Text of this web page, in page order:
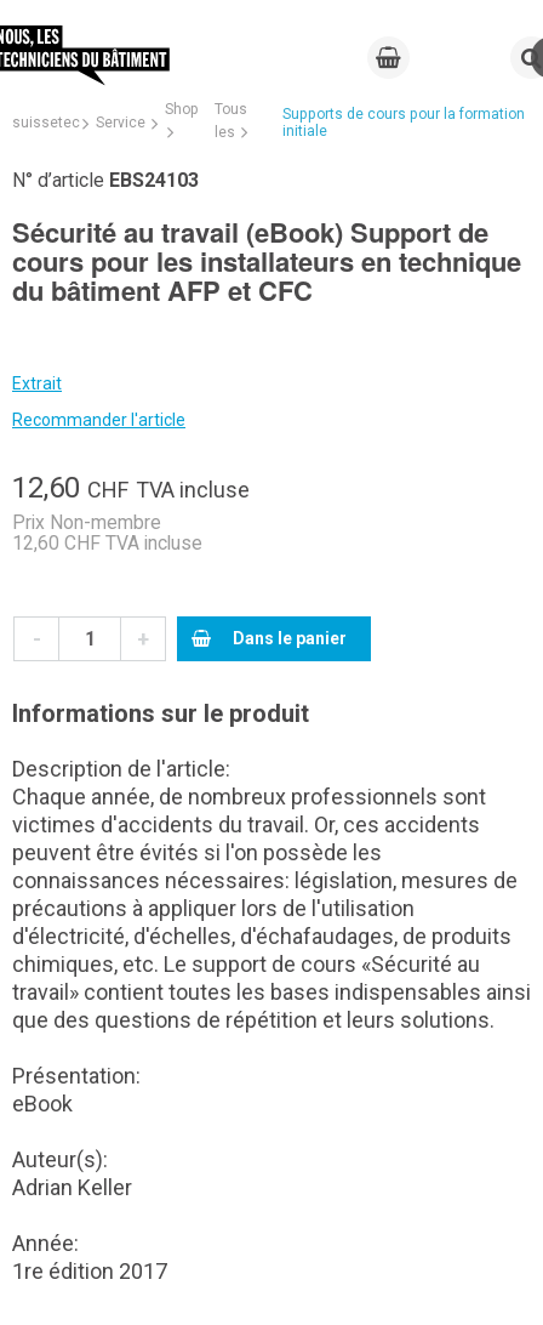
suissetec Service
Shop
Tous
les
Supports de cours pour la formation
initiale
N° d’article EBS24103
Sécurité au travail (eBook) Support de
cours pour les installateurs en technique
du bâtiment AFP et CFC
Extrait
Recommander l'article
12,60 CHF TVA incluse
Prix Non-membre
12,60 CHF TVA incluse
- + Dans le panier
Informations sur le produit
Description de l'article:
Chaque année, de nombreux professionnels sont
victimes d'accidents du travail. Or, ces accidents
peuvent être évités si l'on possède les
connaissances nécessaires: législation, mesures de
précautions à appliquer lors de l'utilisation
d'électricité, d'échelles, d'échafaudages, de produits
chimiques, etc. Le support de cours «Sécurité au
travail» contient toutes les bases indispensables ainsi
que des questions de répétition et leurs solutions.
Présentation:
eBook
Auteur(s):
Adrian Keller
Année:
1re édition 2017